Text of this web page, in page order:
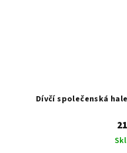
Dívčí společenská